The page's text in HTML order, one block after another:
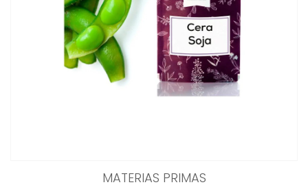
MATERIAS PRIMAS